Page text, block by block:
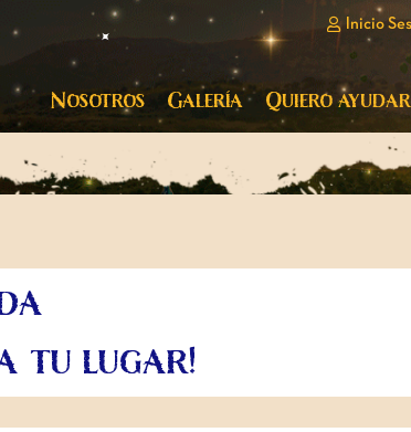
Inicio
Nosotros Galería Quiero ayudar
tu lugar!